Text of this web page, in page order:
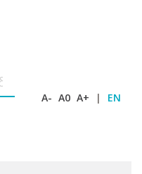
A- A0 A+ | EN